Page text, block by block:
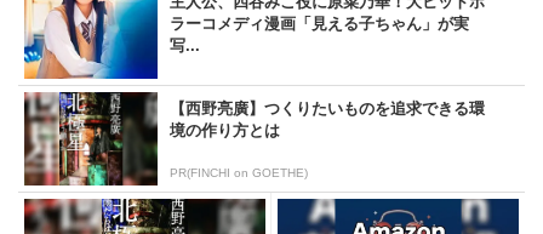
ラーコメディ漫画「見える子ちゃん」が実
写...
【西野亮廣】つくりたいものを追求できる環
境の作り方とは
PR(FINCHI on GOETHE)